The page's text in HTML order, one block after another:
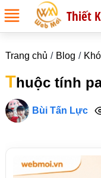
Thiết
Trang chủ Blog
Thuộc tính
Bùi Tấn Lực